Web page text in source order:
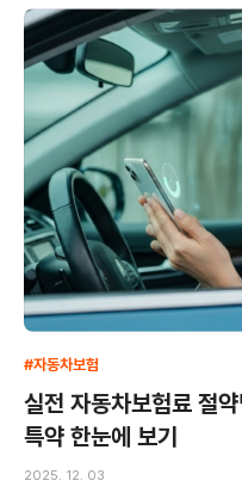
#자동차보험
실전 자동차보험료 절
특약 한눈에 보기
2025. 12. 03